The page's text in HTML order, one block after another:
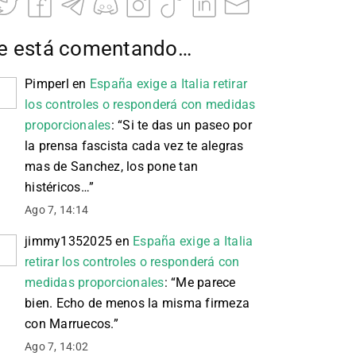
está comentando…
Pimperl en España exige a Italia retirar
los controles o responderá con medidas
proporcionales: “Si te das un paseo por
la prensa fascista cada vez te alegras
mas de Sanchez, los pone tan
histéricos…”
Ago 7, 14:14
jimmy1352025 en España exige a Italia
retirar los controles o responderá con
medidas proporcionales: “Me parece
bien. Echo de menos la misma firmeza
con Marruecos.”
Ago 7, 14:02